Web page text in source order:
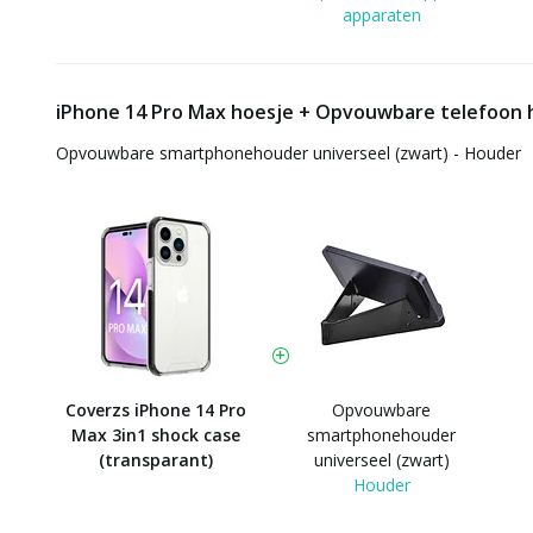
apparaten
iPhone 14 Pro Max hoesje + Opvouwbare telefoon
Opvouwbare smartphonehouder universeel (zwart) - Houder
Coverzs iPhone 14 Pro
Max 3in1 shock case
(transparant)
Opvouwbare
smartphonehouder
universeel (zwart)
Houder